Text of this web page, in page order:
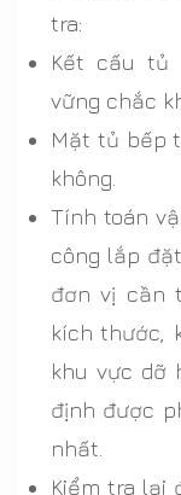
tra:
Kết cấu tủ
vững chắc
Mặt tủ bếp
không.
Tính toán
công lắp
đơn vị cần
kích thước,
khu vực dỡ
định được
nhất.
Kiểm tra lại